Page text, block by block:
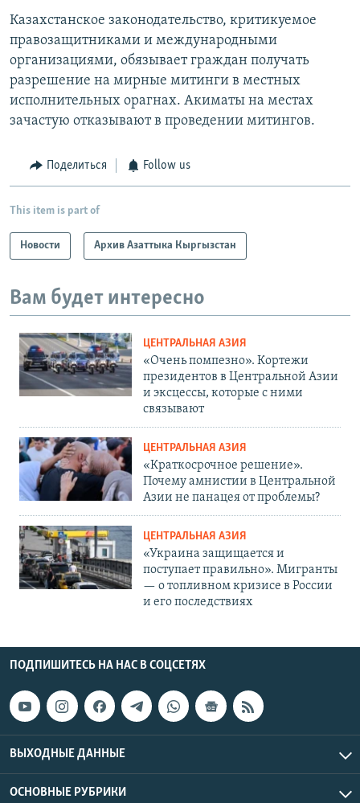
Казахстанское законодательство, критикуемое
правозащитниками и международными
организациями, обязывает граждан получать
разрешение на мирные митинги в местных
исполнительных орагнах. Акиматы на местах
зачастую отказывают в проведении митингов.
Поделиться Follow us
This item is part of
Новости Архив Азаттыка Кыргызстан
Вам будет интересно
ЦЕНТРАЛЬНАЯ АЗИЯ
«Очень помпезно». Кортежи
президентов в Центральной Азии
и эксцессы, которые с ними
связывают
ЦЕНТРАЛЬНАЯ АЗИЯ
«Краткосрочное решение».
Почему амнистии в Центральной
Азии не панацея от проблемы?
ЦЕНТРАЛЬНАЯ АЗИЯ
«Украина защищается и
поступает правильно». Мигранты
— о топливном кризисе в России
и его последствиях
ПОДПИШИТЕСЬ НА НАС В СОЦСЕТЯХ
ВЫХОДНЫЕ ДАННЫЕ
ОСНОВНЫЕ РУБРИКИ